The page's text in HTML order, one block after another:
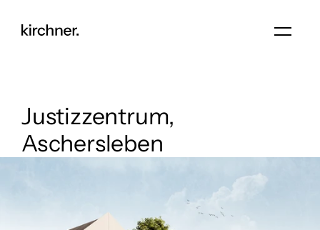
Justizzentrum,
Aschersleben